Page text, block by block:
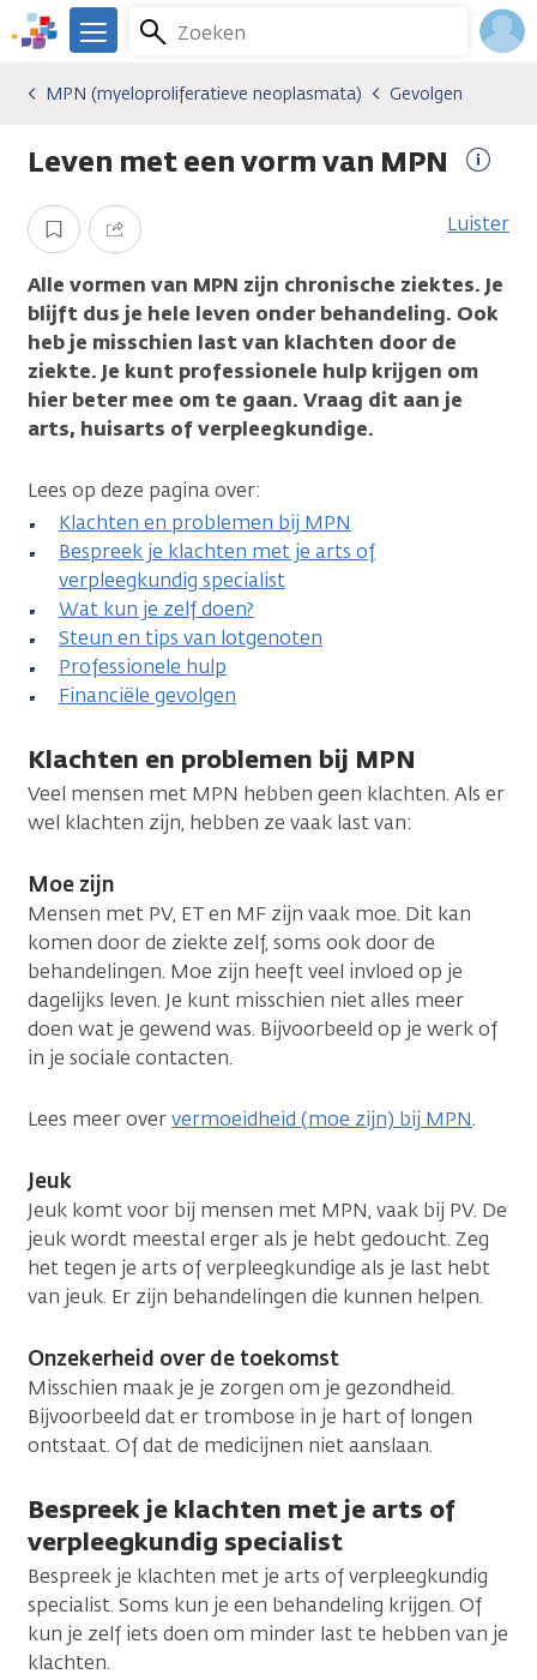
Overslaan
en
gaan
We
er
je.
Zoeken
Menu
Kankersoorten
MPN (myeloproliferatieve neoplasmata)
Gevolgen
MPN (myeloproliferatieve neoplasmata) Gevolgen
Leven met een vorm van MPN
Opslaan Delen Luister
Alle vormen van MPN zijn chronische ziektes. Je
blijft dus je hele leven onder behandeling. Ook
heb je misschien last van klachten door de
ziekte. Je kunt professionele hulp krijgen om
hier beter mee om te gaan. Vraag dit aan je
arts, huisarts of verpleegkundige.
Lees op deze pagina over:
Klachten en problemen bij MPN
Bespreek je klachten met je arts of
verpleegkundig specialist
Wat kun je zelf doen?
Steun en tips van lotgenoten
Professionele hulp
Financiële gevolgen
Klachten en problemen bij MPN
Veel mensen met MPN hebben geen klachten. Als er
wel klachten zijn, hebben ze vaak last van:
Moe zijn
Mensen met PV, ET en MF zijn vaak moe. Dit kan
komen door de ziekte zelf, soms ook door de
behandelingen. Moe zijn heeft veel invloed op je
dagelijks leven. Je kunt misschien niet alles meer
doen wat je gewend was. Bijvoorbeeld op je werk of
in je sociale contacten.
Lees meer oververmoeidheid (moe zijn) bij MPN.
Jeuk
Jeuk komt voor bij mensen met MPN, vaak bij PV. De
jeuk wordt meestal erger als je hebt gedoucht. Zeg
het tegen je arts of verpleegkundige als je last hebt
van jeuk. Er zijn behandelingen die kunnen helpen.
Onzekerheid over de toekomst
Misschien maak je je zorgen om je gezondheid.
Bijvoorbeeld dat er trombose in je hart of longen
ontstaat. Of dat de medicijnen niet aanslaan.
Bespreek je klachten met je arts of
verpleegkundig specialist
Bespreek je klachten met je arts of verpleegkundig
specialist. Soms kun je een behandeling krijgen. Of
kun je zelf iets doen om minder last te hebben van je
klachten.